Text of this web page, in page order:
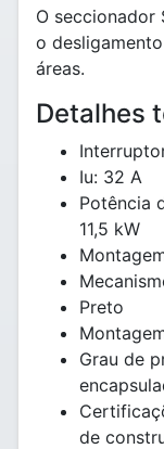
O seccionador
o
áreas.
Detalhes
Iu: 32 A
Potência
11,5 kW
Preto
Grau de
de